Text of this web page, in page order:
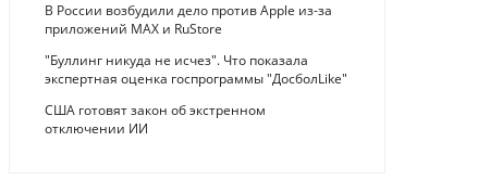
В России возбудили дело против Apple из-за
приложений MAX и RuStore
"Буллинг никуда не исчез". Что показала
экспертная оценка госпрограммы "ДосболLike"
США готовят закон об экстренном
отключении ИИ